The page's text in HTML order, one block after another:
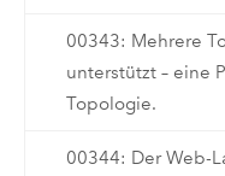
00343: Mehrere
unterstützt – eine
Topologie.
00344: Der Web-